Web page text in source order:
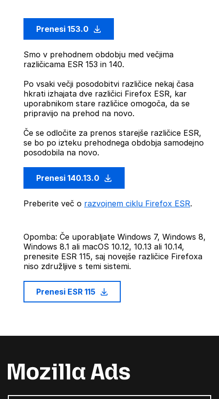
Prenesi 153.0
Smo v prehodnem obdobju med večjima
različicama ESR 153 in 140.
Po vsaki večji posodobitvi različice nekaj časa
hkrati izhajata dve različici Firefox ESR, kar
uporabnikom stare različice omogoča, da se
pripravijo na prehod na novo.
Če se odločite za prenos starejše različice ESR,
se bo po izteku prehodnega obdobja samodejno
posodobila na novo.
Prenesi 140.13.0
Preberite več o razvojnem ciklu Firefox ESR.
Opomba: Če uporabljate Windows 7, Windows 8,
Windows 8.1 ali macOS 10.12, 10.13 ali 10.14,
prenesite ESR 115, saj novejše različice Firefoxa
niso združljive s temi sistemi.
Prenesi ESR 115